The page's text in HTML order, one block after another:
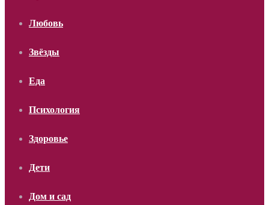
Любовь
Звёзды
Еда
Психология
Здоровье
Дети
Дом и сад